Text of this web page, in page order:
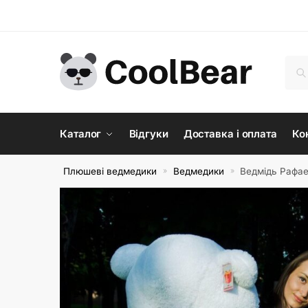
Каталог Відгуки Доставка і оплата
Плюшеві ведмедики » Ведмедики » Ведмідь